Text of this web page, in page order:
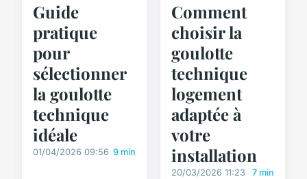
Guide
pratique
pour
sélectionner
la goulotte
technique
idéale
01/04/2026 09:56 9 min
Comment
choisir la
goulotte
technique
logement
adaptée à
votre
installation
20/03/2026 11:23 7 min